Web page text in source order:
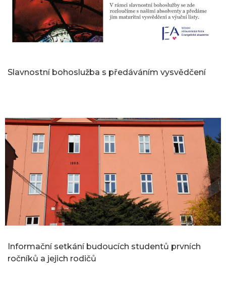
Slavnostní bohoslužba s předáváním vysvědčení
Informační setkání budoucích studentů prvních
ročníků a jejich rodičů